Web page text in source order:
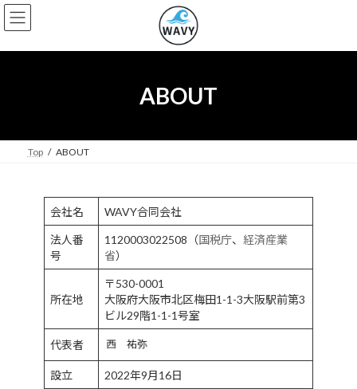
コ
ン
ン
ナ
ビ
ー
ABOUT
Top ABOUT
会社名 WAVY合同会社
法人番
号
1120003022508（国税庁、 経済産業
省）
所在地
〒530-0001
大阪府大阪市北区梅田1-1-3大阪駅前第3
ビル29階1-1-1号室
代表者
設立 2022年9月16日